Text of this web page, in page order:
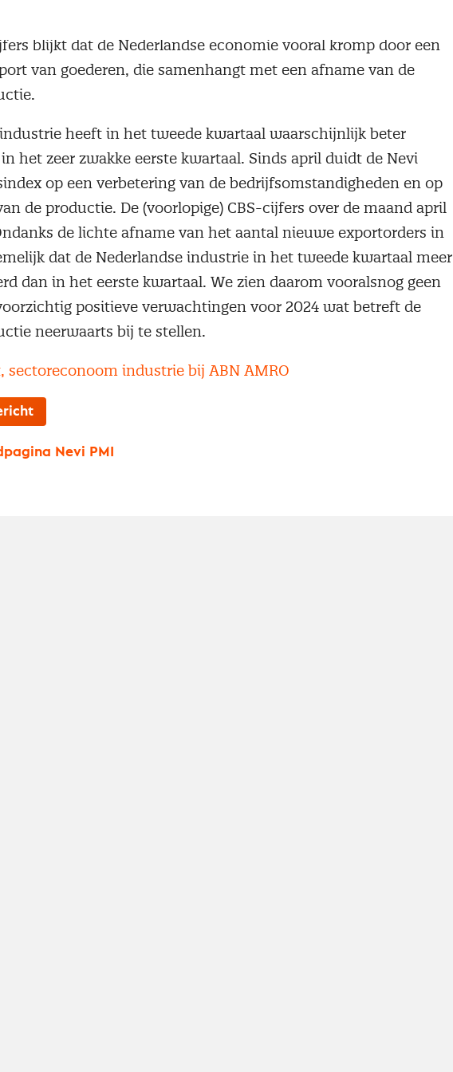
blijkt dat de Nederlandse economie vooral kromp door een
van goederen, die samenhangt met een afname van de
heeft in het tweede kwartaal waarschijnlijk beter
het zeer zwakke eerste kwartaal. Sinds april duidt de Nevi
op een verbetering van de bedrijfsomstandigheden en op
de productie. De (voorlopige) CBS-cijfers over de maand april
de lichte afname van het aantal nieuwe exportorders in
dat de Nederlandse industrie in het tweede kwartaal meer
dan in het eerste kwartaal. We zien daarom vooralsnog geen
positieve verwachtingen voor 2024 wat betreft de
neerwaarts bij te stellen.
sectoreconoom industrie bij ABN AMRO
Nevi PMI